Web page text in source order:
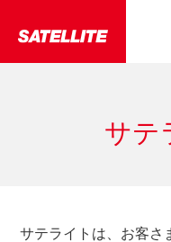
サテ
サテライトは、お客さ